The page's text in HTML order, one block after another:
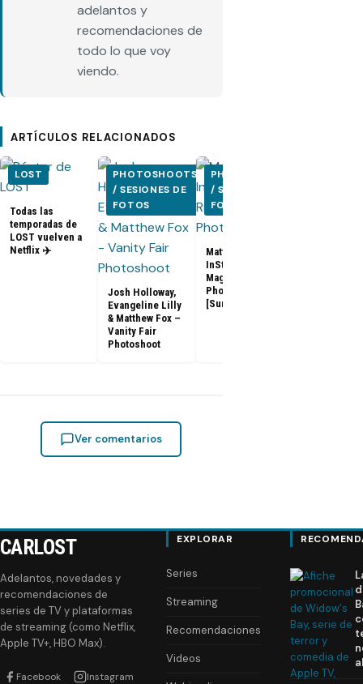
adelantos y
recomendaciones de
todo lo que voy
viendo.
ARTÍCULOS RELACIONADOS
LOST
Todas las
temporadas de
LOST vuelven a
Netflix ✈️
PHOTOSHOOTS
/ SESIONES DE
FOTOS
Josh Holloway,
Evangeline Lilly
& Matthew Fox –
Vanity Fair
Photoshoot
PHOTOSHOOTS
/ SESIONES DE
FOTOS
Matthew Fox –
InStyle Man
Magazine Russia
Photoshoot
[Summer 2013]
Ver comentarios
CARLOST
Adelantos, novedades y
recomendaciones de
series de TV y plataformas
de streaming (como Netflix,
Apple TV+, HBO Max).
Facebook Instagram
EXPLORAR
Series
Streaming
Recomendaciones
Videos